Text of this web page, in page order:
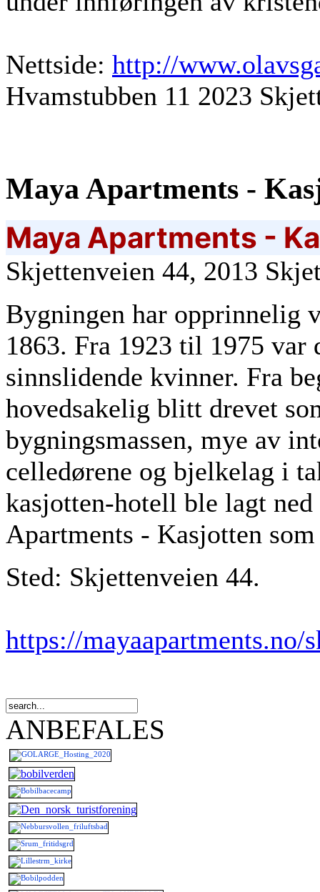
Nettside: http://
Hvamstubben 11 2023
Maya Apartments -
Maya Apartments -
Skjettenveien 44, 2013
Bygningen har opprinnelig
1863. Fra 1923 til 1975 var
sinnslidende kvinner. Fra
hovedsakelig blitt drevet
bygningsmassen, mye av
celledørene og bjelkelag i
kasjotten-hotell ble lagt
Apartments - Kasjotten
Sted: Skjettenveien 44.
https://mayaapartments.no/
ANBEFALES